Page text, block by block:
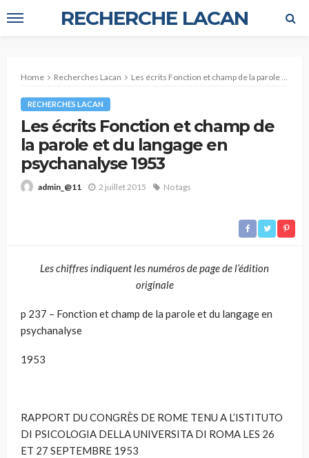
RECHERCHE LACAN
Home Recherches Lacan Les écrits Fonction et champ de la parole et du langage en psychanalyse 1953
RECHERCHES LACAN
Les écrits Fonction et champ de
la parole et du langage en
psychanalyse 1953
admin_@11 2 juillet 2015 No tags
Les chiffres indiquent les numéros de page de l’édition
originale
p 237 – Fonction et champ de la parole et du langage en
psychanalyse
1953
RAPPORT DU CONGRÈS DE ROME TENU A L’ISTITUTO
DI PSICOLOGIA DELLA UNIVERSITA DI ROMA LES 26
ET 27 SEPTEMBRE 1953